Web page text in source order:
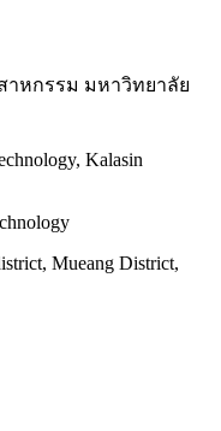
าหกรรม มหาวิทยาลัย
Kalasin
Mueang District,